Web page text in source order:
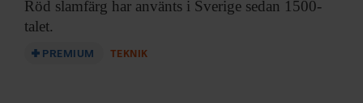
SKRIV I F&F
Röd slamfärg har använts i Sverige sedan 1500-
talet.
PREMIUM TEKNIK